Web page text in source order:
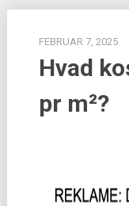
FEBRUAR 7, 2025
Hvad
pr m²?